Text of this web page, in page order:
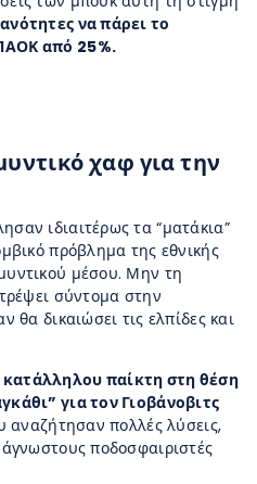
να πάρει το
από 25%.
χαφ για την
ιδιαιτέρως τα “ματάκια”
πρόβλημα της εθνικής
μέσου. Μην τη
σύντομα στην
θα δικαιώσει τις ελπίδες και
παίκτη στη θέση
για τον Γιοβάνοβιτς
αναζήτησαν πολλές λύσεις,
ποδοσφαιριστές